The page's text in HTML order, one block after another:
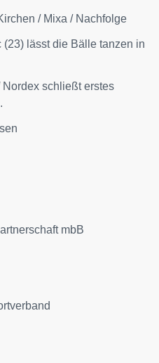
/ Mixa / Nachfolge
lässt die Bälle tanzen in
schließt erstes
mbB